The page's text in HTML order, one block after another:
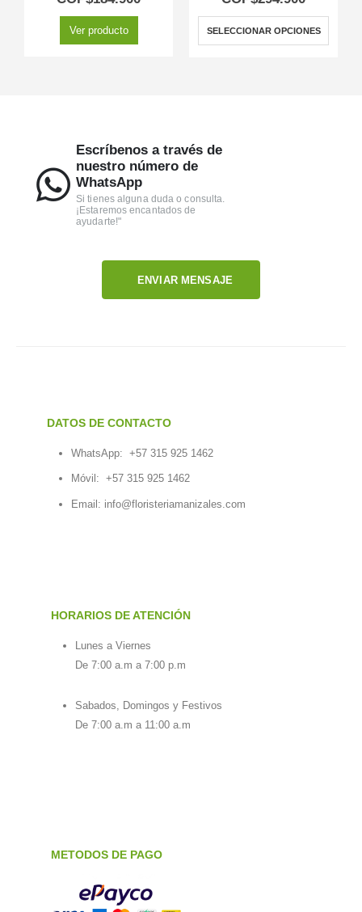
Ver producto SELECCIONAR OPCIONES
Escríbenos a través de
nuestro número de
WhatsApp
Si tienes alguna duda o consulta.
¡Estaremos encantados de
ayudarte!"
ENVIAR MENSAJE
DATOS DE CONTACTO
WhatsApp: +57 315 925 1462
Móvil: +57 315 925 1462
Email: info@floristeriamanizales.com
HORARIOS DE ATENCIÓN
Lunes a Viernes
De 7:00 a.m a 7:00 p.m
Sabados, Domingos y Festivos
De 7:00 a.m a 11:00 a.m
METODOS DE PAGO